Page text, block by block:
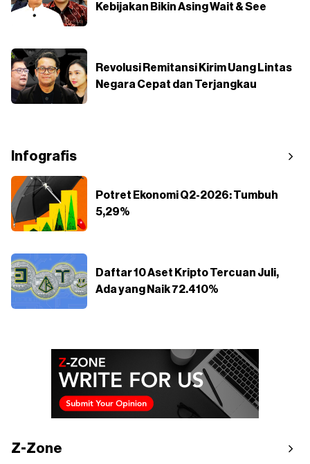
Kebijakan Bikin Asing Wait & See
Revolusi Remitansi Kirim Uang Lintas
Negara Cepat dan Terjangkau
Infografis
Potret Ekonomi Q2-2026: Tumbuh
5,29%
Daftar 10 Aset Kripto Tercuan Juli,
Ada yang Naik 72.410%
Z-Zone